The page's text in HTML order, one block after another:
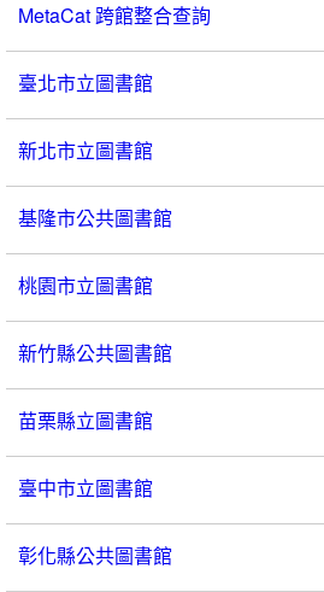
MetaCat 跨館整合查詢
臺北市立圖書館
新北市立圖書館
基隆市公共圖書館
桃園市立圖書館
新竹縣公共圖書館
苗栗縣立圖書館
臺中市立圖書館
彰化縣公共圖書館